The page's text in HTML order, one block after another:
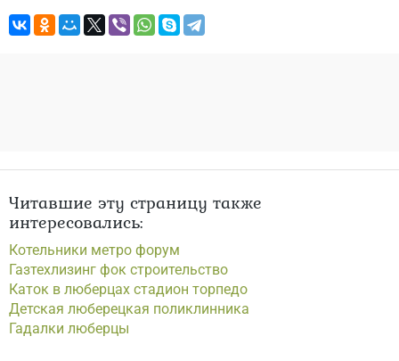
Читавшие эту страницу также
интересовались:
Котельники метро форум
Газтехлизинг фок строительство
Каток в люберцах стадион торпедо
Детская люберецкая поликлинника
Гадалки люберцы